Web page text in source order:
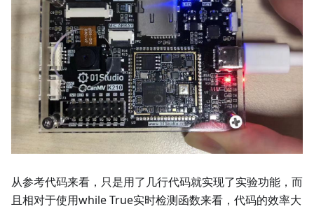
从参考代码来看，只是用了几行代码就实现了实验功能，而
且相对于使用while True实时检测函数来看，代码的效率大